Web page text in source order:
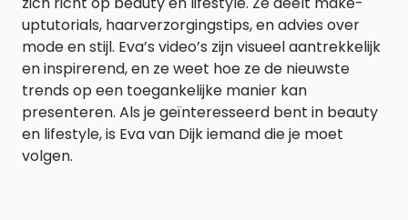
uptutorials, haarverzorgingstips, en advies over
mode en stijl. Eva’s video’s zijn visueel aantrekkelijk
en inspirerend, en ze weet hoe ze de nieuwste
trends op een toegankelijke manier kan
presenteren. Als je geïnteresseerd bent in beauty
en lifestyle, is Eva van Dijk iemand die je moet
volgen.